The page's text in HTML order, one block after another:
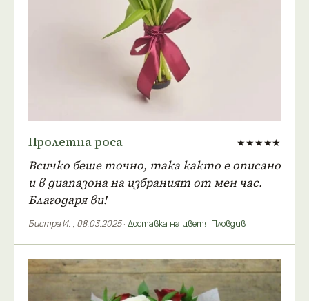
Пролетна роса ★★★★★
Всичко беше точно, така както е описано
и в диапазона на избраният от мен час.
Благодаря ви!
Бистра И. , 08.03.2025· Доставка на цветя Пловдив